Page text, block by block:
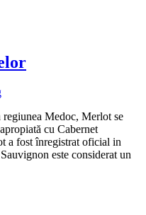
Medoc, Merlot se
cu Cabernet
a fost înregistrat oficial in
este considerat un